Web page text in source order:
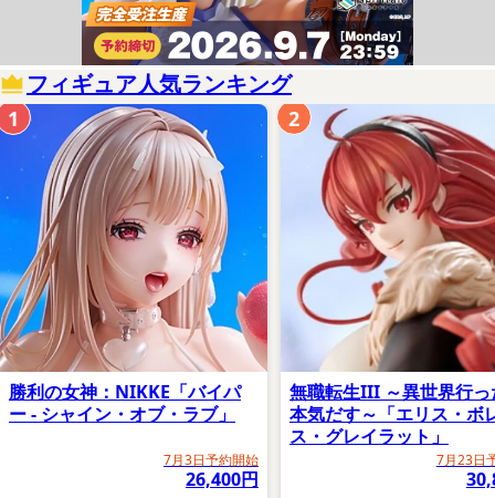
フィギュア人気ランキング
勝利の女神：NIKKE「バイパ
ー - シャイン・オブ・ラブ」
7月3日予約開始
26,400円
1
無職転生III ～異世界行っ
本気だす～「エリス・ボ
ス・グレイラット」
7月23日
2